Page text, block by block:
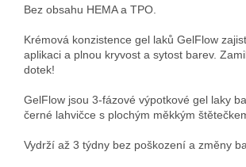
Bez obsahu HEMA a TPO.
Krémová konzistence gel laků GelFlow
aplikaci a plnou kryvost a sytost barev.
dotek!
GelFlow jsou 3-fázové výpotkové gel laky
černé lahvičce s plochým měkkým
Vydrží až 3 týdny bez poškození a změny